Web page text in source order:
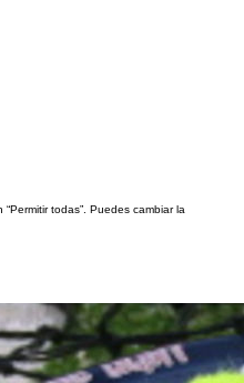
todas”. Puedes cambiar la